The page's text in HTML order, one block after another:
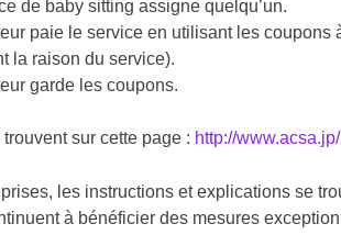
de baby sitting assigne quelqu’un.
paie le service en utilisant les
la raison du service).
garde les coupons.
sur cette page : http://www.acsa.jp/
les instructions et explications se
à bénéficier des mesures